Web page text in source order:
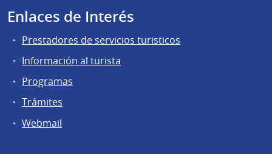
Enlaces de Interés
Prestadores de servicios turisticos
Información al turista
Programas
Trámites
Webmail